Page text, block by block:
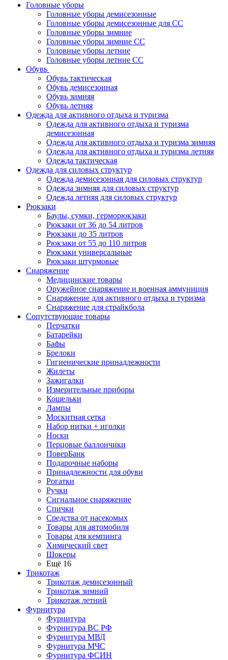
Головные уборы
Головные уборы демисезонные
Головные уборы демисезонные для СС
Головные уборы зимние
Головные уборы зимние СС
Головные уборы летние
Головные уборы летние СС
Обувь
Обувь тактическая
Обувь демисезонная
Обувь зимняя
Обувь летняя
Одежда для активного отдыха и туризма
Одежда для активного отдыха и туризма
демисезонная
Одежда для активного отдыха и туризма зимняя
Одежда для активного отдыха и туризма летняя
Одежда тактическая
Одежда для силовых структур
Одежда демисезонная для силовых структур
Одежда зимняя для силовых структур
Одежда летняя для силовых структур
Рюкзаки
Баулы, сумки, герморюкзаки
Рюкзаки от 36 до 54 литров
Рюкзаки до 35 литров
Рюкзаки от 55 до 110 литров
Рюкзаки универсальные
Рюкзаки штурмовые
Снаряжение
Медицинские товары
Оружейное снаряжение и военная аммуниция
Снаряжение для активного отдыха и туризма
Снаряжение для страйкбола
Сопутствующие товары
Перчатки
Батарейки
Бафы
Брелоки
Гигиенические принадлежности
Жилеты
Зажигалки
Измерительные приборы
Кошельки
Лампы
Москитная сетка
Набор нитки + иголки
Носки
Перцовые баллончики
ПоверБанк
Подарочные наборы
Принадлежности для обуви
Рогатки
Ручки
Сигнальное снаряжение
Спички
Средства от насекомых
Товары для автомобиля
Товары для кемпинга
Химический свет
Шокеры
Ещё 16
Трикотаж
Трикотаж демисезонный
Трикотаж зимний
Трикотаж летний
Фурнитура
Фурнитура
Фурнитура ВС РФ
Фурнитура МВД
Фурнитура МЧС
Фурнитура ФСИН